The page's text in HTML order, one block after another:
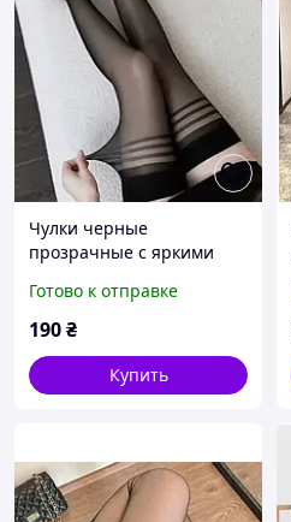
Чулки черные
прозрачные с яркими
подвязку универсальный
размер, эротическое
Готово к отправке
190₴
Купить